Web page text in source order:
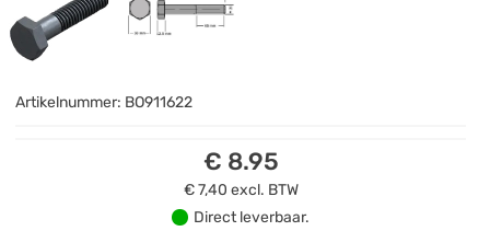
Artikelnummer: BO911622
€ 8.95
€ 7,40 excl. BTW
Direct leverbaar.